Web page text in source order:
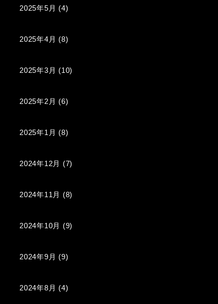
2025年5月 (4)
2025年4月 (8)
2025年3月 (10)
2025年2月 (6)
2025年1月 (8)
2024年12月 (7)
2024年11月 (8)
2024年10月 (9)
2024年9月 (9)
2024年8月 (4)